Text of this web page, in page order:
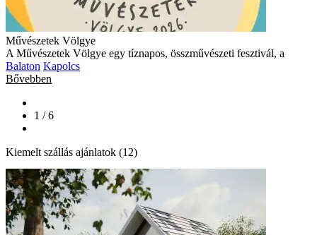
Művészetek Völgye
A Művészetek Völgye egy tíznapos, összművészeti fesztivál, a
Balaton Kapolcs
Bővebben
1 / 6
Kiemelt szállás ajánlatok (12)